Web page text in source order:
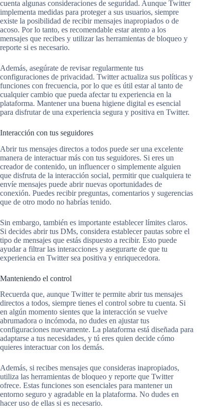
cuenta algunas consideraciones de seguridad. Aunque Twitter
implementa medidas para proteger a sus usuarios, siempre
existe la posibilidad de recibir mensajes inapropiados o de
acoso. Por lo tanto, es recomendable estar atento a los
mensajes que recibes y utilizar las herramientas de bloqueo y
reporte si es necesario.
Además, asegúrate de revisar regularmente tus
configuraciones de privacidad. Twitter actualiza sus políticas y
funciones con frecuencia, por lo que es útil estar al tanto de
cualquier cambio que pueda afectar tu experiencia en la
plataforma. Mantener una buena higiene digital es esencial
para disfrutar de una experiencia segura y positiva en Twitter.
Interacción con tus seguidores
Abrir tus mensajes directos a todos puede ser una excelente
manera de interactuar más con tus seguidores. Si eres un
creador de contenido, un influencer o simplemente alguien
que disfruta de la interacción social, permitir que cualquiera te
envíe mensajes puede abrir nuevas oportunidades de
conexión. Puedes recibir preguntas, comentarios y sugerencias
que de otro modo no habrías tenido.
Sin embargo, también es importante establecer límites claros.
Si decides abrir tus DMs, considera establecer pautas sobre el
tipo de mensajes que estás dispuesto a recibir. Esto puede
ayudar a filtrar las interacciones y asegurarte de que tu
experiencia en Twitter sea positiva y enriquecedora.
Manteniendo el control
Recuerda que, aunque Twitter te permite abrir tus mensajes
directos a todos, siempre tienes el control sobre tu cuenta. Si
en algún momento sientes que la interacción se vuelve
abrumadora o incómoda, no dudes en ajustar tus
configuraciones nuevamente. La plataforma está diseñada para
adaptarse a tus necesidades, y tú eres quien decide cómo
quieres interactuar con los demás.
Además, si recibes mensajes que consideras inapropiados,
utiliza las herramientas de bloqueo y reporte que Twitter
ofrece. Estas funciones son esenciales para mantener un
entorno seguro y agradable en la plataforma. No dudes en
hacer uso de ellas si es necesario.